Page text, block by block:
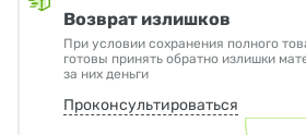
Возврат излишков
При условии сохранения полного
готовы принять обратно излишки
за них деньги
Проконсультироваться